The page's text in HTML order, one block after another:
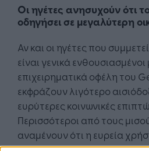
Οι ηγέτες ανησυχούν ότι
οδηγήσει σε μεγαλύτερη
Αν και οι ηγέτες που
είναι γενικά
επιχειρηματικά οφέλη του
εκφράζουν λιγότερο
ευρύτερες κοινωνικές
Περισσότεροι από τους
αναμένουν ότι η ευρεία